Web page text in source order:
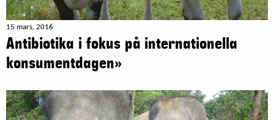
15 mars, 2016
Antibiotika i fokus på internationella
konsumentdagen»